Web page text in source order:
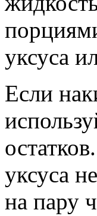
уксуса
Если
уксуса
на пару